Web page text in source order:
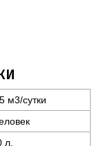
м3/сутки
л.